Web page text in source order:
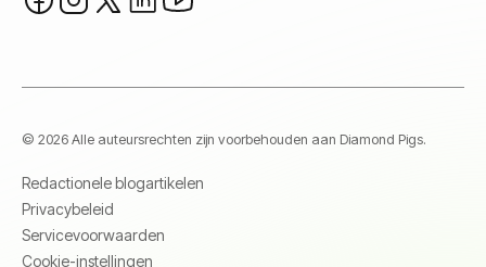
© 2026 Alle auteursrechten zijn voorbehouden aan Diamond Pigs.
Redactionele blogartikelen
Privacybeleid
Servicevoorwaarden
Cookie-instellingen